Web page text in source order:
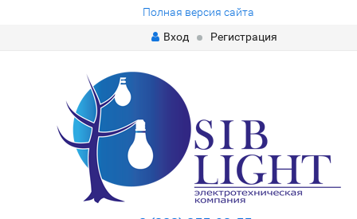
Полная версия сайта
Вход
Регистрация